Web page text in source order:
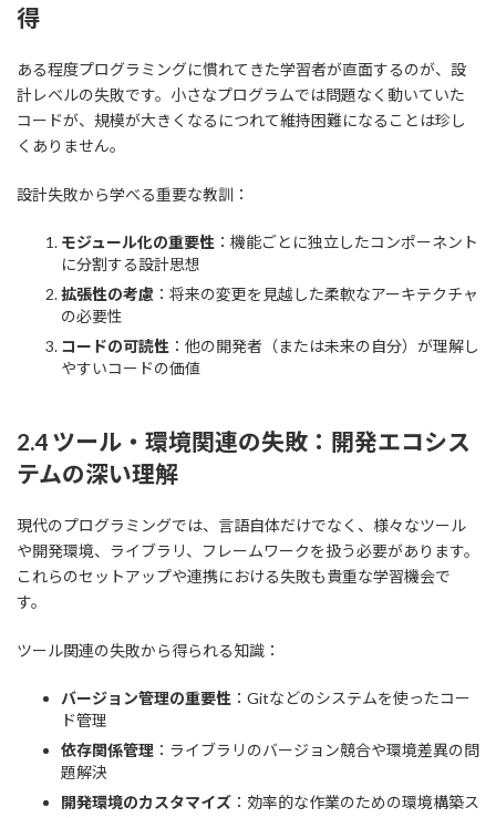
得
ある程度プログラミングに慣れてきた学習者が直面するのが、設
計レベルの失敗です。小さなプログラムでは問題なく動いていた
コードが、規模が大きくなるにつれて維持困難になることは珍し
くありません。
設計失敗から学べる重要な教訓：
モジュール化の重要性 ：機能ごとに独立したコンポーネント
に分割する設計思想
拡張性の考慮 ：将来の変更を見越した柔軟なアーキテクチャ
の必要性
コードの可読性 ：他の開発者（または未来の自分）が理解し
やすいコードの価値
2.4 ツール・環境関連の失敗：開発エコシス
テムの深い理解
現代のプログラミングでは、言語自体だけでなく、様々なツール
や開発環境、ライブラリ、フレームワークを扱う必要があります。
これらのセットアップや連携における失敗も貴重な学習機会で
す。
ツール関連の失敗から得られる知識：
バージョン管理の重要性 ：Gitなどのシステムを使ったコー
ド管理
依存関係管理 ：ライブラリのバージョン競合や環境差異の問
題解決
開発環境のカスタマイズ ：効率的な作業のための環境構築ス